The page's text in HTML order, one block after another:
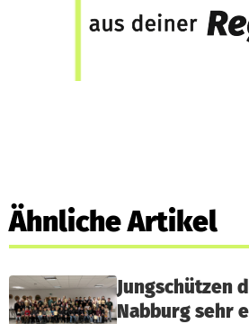
Ähnliche Artikel
Jungschützen
Nabburg sehr